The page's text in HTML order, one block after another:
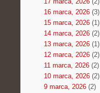
16 marca, 2026(3)
15 marca, 2026(1)
14 marca, 2026(2)
13 marca, 2026(1)
12 marca, 2026(2)
11 marca, 2026(2)
10 marca, 2026(2)
9 marca, 2026(2)